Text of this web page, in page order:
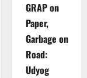
GRAP on
Paper,
Garbage on
Road:
Udyog